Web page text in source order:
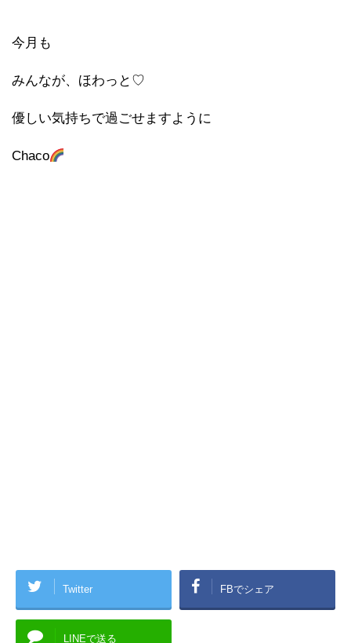
今月も
みんなが、ほわっと♡
優しい気持ちで過ごせますように
Chaco
Twitter FBでシェア
LINEで送る